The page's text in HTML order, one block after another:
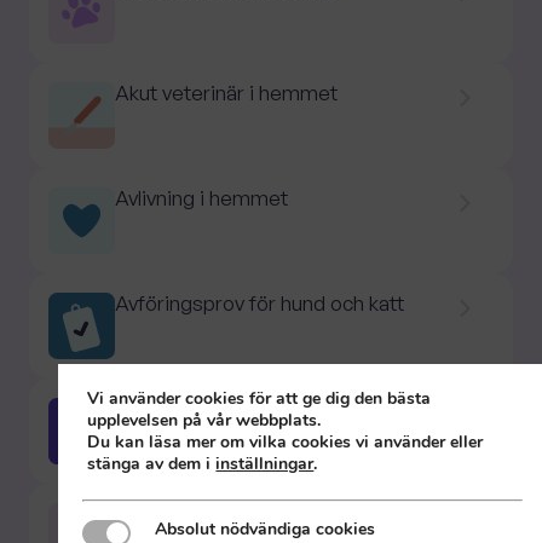
Akut veterinär i hemmet
Avlivning i hemmet
Avföringsprov för hund och katt
Avmaskning
Vi använder cookies för att ge dig den bästa
upplevelsen på vår webbplats.
Du kan läsa mer om vilka cookies vi använder eller
stänga av dem iinställningar.
Absolut nödvändiga cookies
Absolut nödvändiga cookies